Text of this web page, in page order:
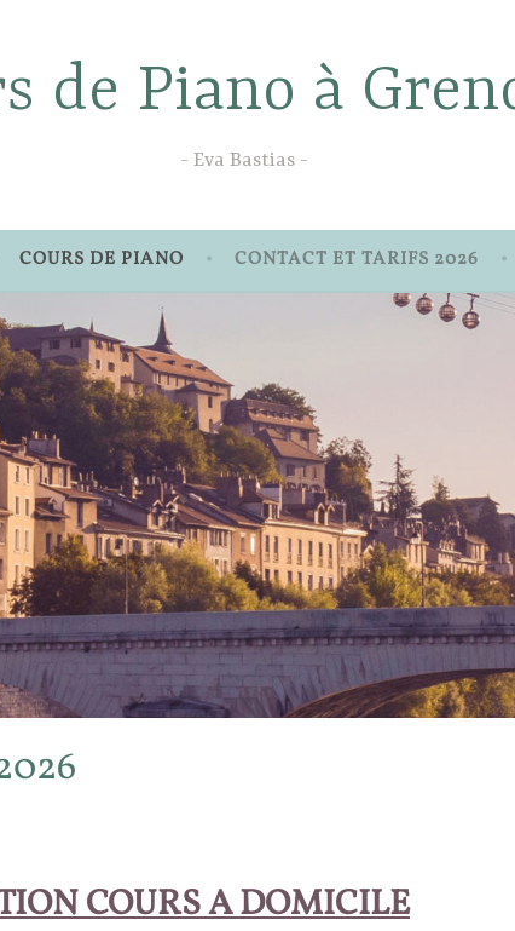
de Piano à
Eva Bastias
COURS DE PIANO CONTACT ET TARIFS 2026
COURS A DOMICILE